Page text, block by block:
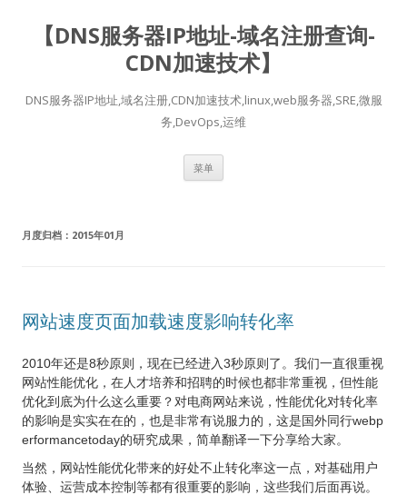
【DNS服务器IP地址-域名注册查询-
CDN加速技术】
DNS服务器IP地址,域名注册,CDN加速技术,linux,web服务器,SRE,微服
务,DevOps,运维
菜单
月度归档： 2015年01月
网站速度页面加载速度影响转化率
2010年还是8秒原则，现在已经进入3秒原则了。我们一直很重视
网站性能优化，在人才培养和招聘的时候也都非常重视，但性能
优化到底为什么这么重要？对电商网站来说，性能优化对转化率
的影响是实实在在的，也是非常有说服力的，这是国外同行webp
erformancetoday的研究成果，简单翻译一下分享给大家。
当然，网站性能优化带来的好处不止转化率这一点，对基础用户
体验、运营成本控制等都有很重要的影响，这些我们后面再说。